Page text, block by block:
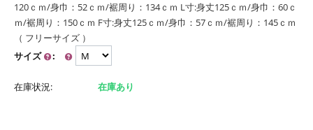
120ｃｍ/身巾：52ｃｍ/裾周り：134ｃｍ L寸:身丈125ｃｍ/身巾：60ｃ
ｍ/裾周り：150ｃｍ F寸:身丈125ｃｍ/身巾：57ｃｍ/裾周り：145ｃｍ
（ フリーサイズ ）
サイズ
:
在庫状況: 在庫あり